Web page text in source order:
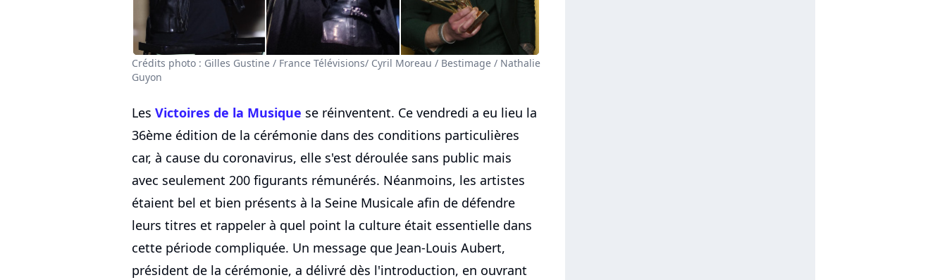
Crédits photo : Gilles Gustine / France Télévisions/ Cyril Moreau / Bestimage / Nathalie
Guyon
Les Victoires de la Musique se réinventent. Ce vendredi a eu lieu la
36ème édition de la cérémonie dans des conditions particulières
car, à cause du coronavirus, elle s'est déroulée sans public mais
avec seulement 200 figurants rémunérés. Néanmoins, les artistes
étaient bel et bien présents à la Seine Musicale afin de défendre
leurs titres et rappeler à quel point la culture était essentielle dans
cette période compliquée. Un message que Jean-Louis Aubert,
président de la cérémonie, a délivré dès l'introduction, en ouvrant